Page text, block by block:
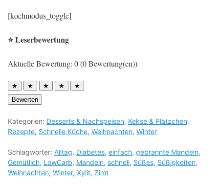
[kochmodus_toggle]
⭐ Leserbewertung
Aktuelle Bewertung: 0 (0 Bewertung(en))
★ ★ ★ ★
★
Bewerten
Kategorien: Desserts & Nachspeisen, Kekse & Plätzchen,
Rezepte, Schnelle Küche, Weihnachten, Winter
Schlagwörter: Alltag, Diabetes, einfach, gebrannte Mandeln,
Gemütlich, LowCarb, Mandeln, schnell, Süßes, Süßigkeiten,
Weihnachten, Winter, Xylit, Zimt